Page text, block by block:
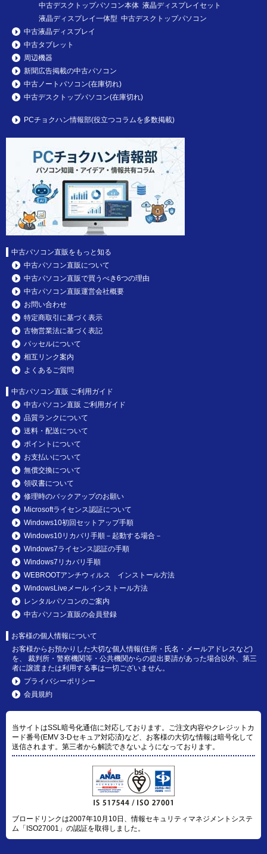
中古デスクトップパソコン本体 液晶ディスプレイセット
液晶ディスプレイ一体型 中古デスクトップパソコン
中古液晶ディスプレイ
中古タブレット
周辺機器
新聞広告掲載の中古パソコン
中古ノートパソコン(在庫切れ)
中古デスクトップパソコン(在庫切れ)
PCチョクハン情報部(役立つコラムを多数掲載)
中古パソコン直販をもっと知る
中古パソコン直販について
中古パソコン直販で買うべき6つの理由
中古パソコン直販運営会社概要
お問い合わせ
特定商取引に基づく表示
古物営業法に基づく表記
パッセルについて
相互リンク案内
よくあるご質問
中古パソコン直販 ご利用ガイド
中古パソコン直販 ご利用ガイド
品質ランクについて
送料・配送について
ポイントについて
お支払いについて
無償交換について
領収書について
修理時のバックアップのお願い
Microsoftライセンス認証について
Windows10初回セットアップ手順
Windows10リカバリ手順－起動する場合－
Windows7ライセンス認証の手順
Windows7リカバリ手順
WEBROOTアンチウィルス インストール方法
WindowsLiveメール インストール方法
レンタルパソコンのご案内
中古パソコン直販の会員登録
お客様の個人情報について
お客様からお預かりした大切な個人情報(住所・氏名・メールアドレスなど)
を、 裁判所・警察機関等・公共機関からの提出要請があった場合以外、第三
者に譲渡または利用する事は一切ございません。
プライバシーポリシー
会員規約
当サイトはSSL暗号化通信に対応しております。ご注文内容やクレジットカ
ード番号(EMV 3-Dセキュア対応済)など、お客様の大切な情報は暗号化して
送信されます。第三者から解読できないようになっております。
ブロードリンクは2007年10月10日、情報セキュリティマネジメントシステ
ム「ISO27001」の認証を取得しました。